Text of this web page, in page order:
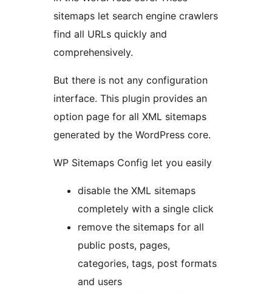
sitemaps let search engine crawlers
find all URLs quickly and
comprehensively.
But there is not any configuration
interface. This plugin provides an
option page for all XML sitemaps
generated by the WordPress core.
WP Sitemaps Config let you easily
disable the XML sitemaps
completely with a single click
remove the sitemaps for all
public posts, pages,
categories, tags, post formats
and users